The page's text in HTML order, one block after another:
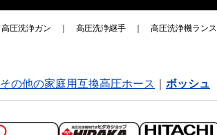
高圧洗浄ガン 高圧洗浄継手 高圧洗浄機ランス
その他の家庭用互換高圧ホース ボッシュ